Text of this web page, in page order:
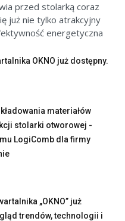
przed stolarką coraz
już nie tylko atrakcyjny
energetyczna
OKNO już dostępny.
materiałów
stolarki otworowej -
LogiComb dla firmy
„OKNO” już
trendów, technologii i